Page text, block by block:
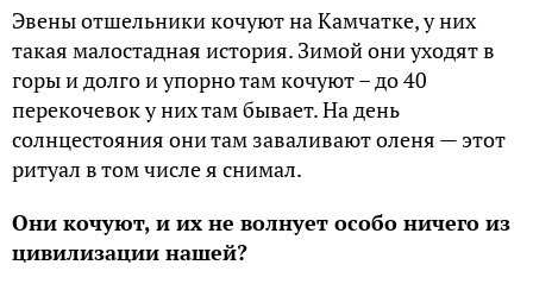
Эвены отшельники кочуют на Камчатке, у них
такая малостадная история. Зимой они уходят в
горы и долго и упорно там кочуют – до 40
перекочевок у них там бывает. На день
солнцестояния они там заваливают оленя — этот
ритуал в том числе я снимал.
Они кочуют, и их не волнует особо ничего из
цивилизации нашей?